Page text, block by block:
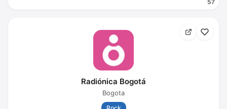
57
Radiónica Bogotá
Bogota